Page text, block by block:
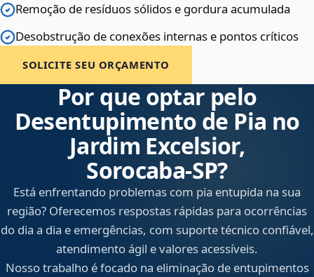
Remoção de resíduos sólidos e gordura acumulada
Desobstrução de conexões internas e pontos críticos
SOLICITE SEU ORÇAMENTO
Por que optar pelo
Desentupimento de Pia no
Jardim Excelsior,
Sorocaba‑SP?
Está enfrentando problemas com pia entupida na sua
região? Oferecemos respostas rápidas para ocorrências
do dia a dia e emergências, com suporte técnico confiável,
atendimento ágil e valores acessíveis.
Nosso trabalho é focado na eliminação de entupimentos